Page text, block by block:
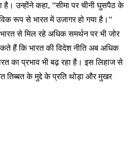
है। उन्होंने कहा, ”सीमा पर चीनी घुसपैठ के
रूप से भारत में उजागर हो गया है।”
से मिल रहे अधिक समर्थन पर भी जोर
हैं कि भारत की विदेश नीति अब अधिक
का प्रभाव भी बढ़ रहा है। इस लिहाज से
तिब्बत के मुद्दे के प्रति थोड़ा और मुखर